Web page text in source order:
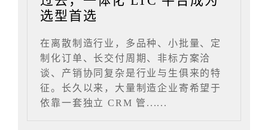
选型首选
在离散制造行业，多品种、小批量、定
制化订单、长交付周期、非标方案洽
谈、产销协同复杂是行业与生俱来的特
征。长久以来，大量制造企业寄希望于
依靠一套独立 CRM 管......